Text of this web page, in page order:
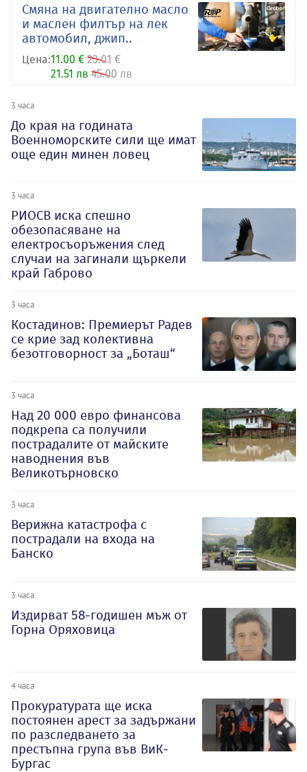
Смяна на двигателно масло
и маслен филтър на лек
автомобил, джип..
Цена:11.00 € 23.01 €
21.51 лв 45.00 лв
3 часа
До края на годината
Военноморските сили ще имат
още един минен ловец
3 часа
РИОСВ иска спешно
обезопасяване на
електросъоръжения след
случаи на загинали щъркели
край Габрово
3 часа
Костадинов: Премиерът Радев
се крие зад колективна
безотговорност за „Боташ“
3 часа
Над 20 000 евро финансова
подкрепа са получили
пострадалите от майските
наводнения във
Великотърновско
3 часа
Верижна катастрофа с
пострадали на входа на
Банско
3 часа
Издирват 58-годишен мъж от
Горна Оряховица
4 часа
Прокуратурата ще иска
постоянен арест за задържани
по разследването за
престъпна група във ВиК-
Бургас